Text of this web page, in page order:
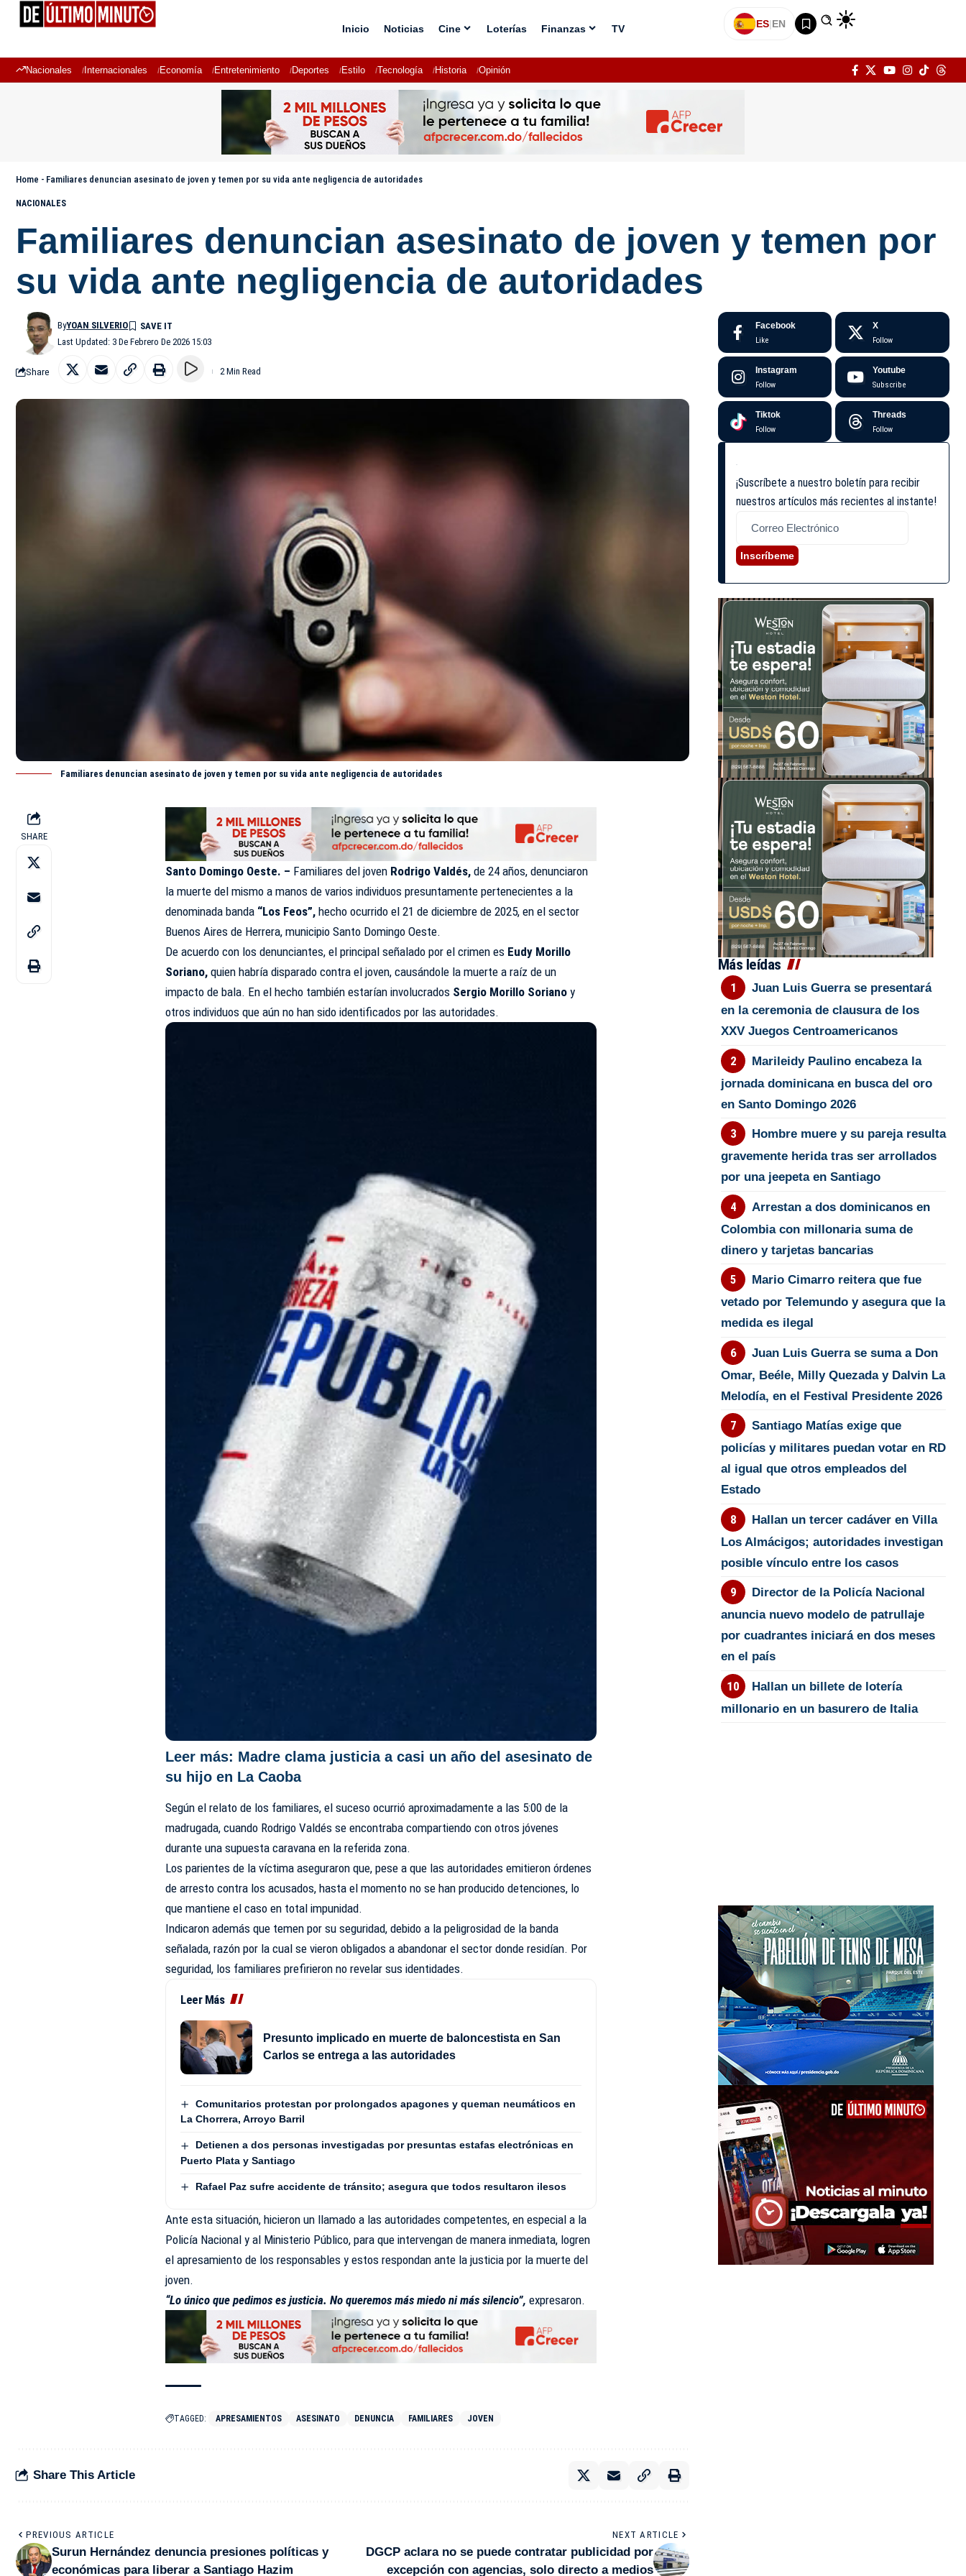
Inicio Noticias Cine Loterías Finanzas TV ES|EN
Nacionales Internacionales Economía Entretenimiento Deportes Estilo Tecnología Historia Opinión
Home - Familiares denuncian asesinato de joven y temen por su vida ante negligencia de autoridades
NACIONALES
Familiares denuncian asesinato de joven y temen por
su vida ante negligencia de autoridades
Last Updated: 3 De Febrero De 2026 15:03
ByYOAN SILVERIO
Share 2 Min Read
Familiares denuncian asesinato de joven y temen por su vida ante negligencia de autoridades
SHARE
Santo Domingo Oeste. – Familiares del joven Rodrigo Valdés,de 24 años, denunciaron
la muerte del mismo a manos de varios individuos presuntamente pertenecientes a la
denominada banda “Los Feos”,hecho ocurrido el 21 de diciembre de 2025, en el sector
Buenos Aires de Herrera, municipio Santo Domingo Oeste.
De acuerdo con los denunciantes, el principal señalado por el crimen es Eudy Morillo
Soriano, quien habría disparado contra el joven, causándole la muerte a raíz de un
impacto de bala. En el hecho también estarían involucrados Sergio Morillo Soriano y
otros individuos que aún no han sido identificados por las autoridades.
Leer más: Madre clama justicia a casi un año del asesinato de
su hijo en La Caoba
Según el relato de los familiares, el suceso ocurrió aproximadamente a las 5:00 de la
madrugada, cuando Rodrigo Valdés se encontraba compartiendo con otros jóvenes
durante una supuesta caravana en la referida zona.
Los parientes de la víctima aseguraron que, pese a que las autoridades emitieron órdenes
de arresto contra los acusados, hasta el momento no se han producido detenciones, lo
que mantiene el caso en total impunidad.
Indicaron además que temen por su seguridad, debido a la peligrosidad de la banda
señalada, razón por la cual se vieron obligados a abandonar el sector donde residían. Por
seguridad, los familiares prefirieron no revelar sus identidades.
Leer Más
Presunto implicado en muerte de baloncestista en San
Carlos se entrega a las autoridades
Comunitarios protestan por prolongados apagones y queman neumáticos en
La Chorrera, Arroyo Barril
Detienen a dos personas investigadas por presuntas estafas electrónicas en
Puerto Plata y Santiago
Rafael Paz sufre accidente de tránsito; asegura que todos resultaron ilesos
Ante esta situación, hicieron un llamado a las autoridades competentes, en especial a la
Policía Nacional y al Ministerio Público, para que intervengan de manera inmediata, logren
el apresamiento de los responsables y estos respondan ante la justicia por la muerte del
joven.
“Lo único que pedimos es justicia. No queremos más miedo ni más silencio”,expresaron.
TAGGED: APRESAMIENTOS ASESINATO DENUNCIA FAMILIARES JOVEN
Share This Article
PREVIOUS ARTICLE
Surun Hernández denuncia presiones políticas y
económicas para liberar a Santiago Hazim
NEXT ARTICLE
DGCP aclara no se puede contratar publicidad por
excepción con agencias, solo directo a medios
Facebook
Like
X
Follow
Instagram
Follow
Youtube
Subscribe
Tiktok
Follow
Threads
Follow
¡Suscríbete a nuestro boletín para recibir
nuestros artículos más recientes al instante!
Inscríbeme
Más leídas
Juan Luis Guerra se presentará
en la ceremonia de clausura de los
XXV Juegos Centroamericanos
Marileidy Paulino encabeza la
jornada dominicana en busca del oro
en Santo Domingo 2026
Hombre muere y su pareja resulta
gravemente herida tras ser arrollados
por una jeepeta en Santiago
Arrestan a dos dominicanos en
Colombia con millonaria suma de
dinero y tarjetas bancarias
Mario Cimarro reitera que fue
vetado por Telemundo y asegura que la
medida es ilegal
Juan Luis Guerra se suma a Don
Omar, Beéle, Milly Quezada y Dalvin La
Melodía, en el Festival Presidente 2026
Santiago Matías exige que
policías y militares puedan votar en RD
al igual que otros empleados del
Estado
Hallan un tercer cadáver en Villa
Los Almácigos; autoridades investigan
posible vínculo entre los casos
Director de la Policía Nacional
anuncia nuevo modelo de patrullaje
por cuadrantes iniciará en dos meses
en el país
Hallan un billete de lotería
millonario en un basurero de Italia